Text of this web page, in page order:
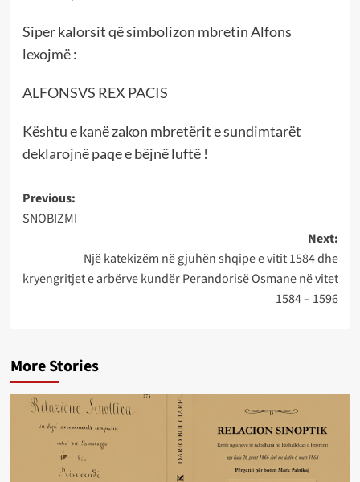
Siper kalorsit që simbolizon mbretin Alfons
lexojmë :
ALFONSVS REX PACIS
Kështu e kanë zakon mbretërit e sundimtarët
deklarojnë paqe e bëjnë luftë !
Post
navigation
Previous:
SNOBIZMI
Next:
Një katekizëm në gjuhën shqipe e vitit 1584 dhe
kryengritjet e arbërve kundër Perandorisë Osmane në vitet
1584 – 1596
More Stories